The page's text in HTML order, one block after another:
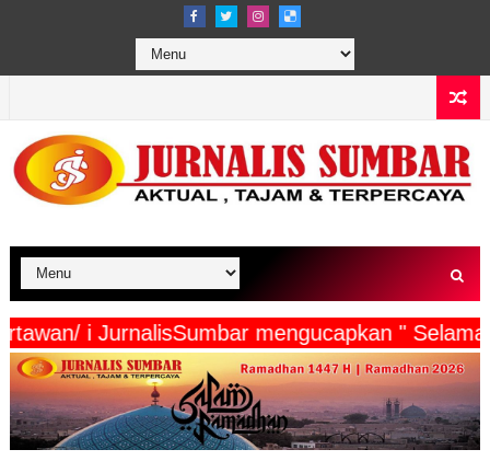
Wartawan/ i JurnalisSumbar mengucapkan "